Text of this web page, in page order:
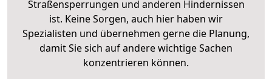
Straßensperrungen und anderen Hindernissen
ist. Keine Sorgen, auch hier haben wir
Spezialisten und übernehmen gerne die Planung,
damit Sie sich auf andere wichtige Sachen
konzentrieren können.